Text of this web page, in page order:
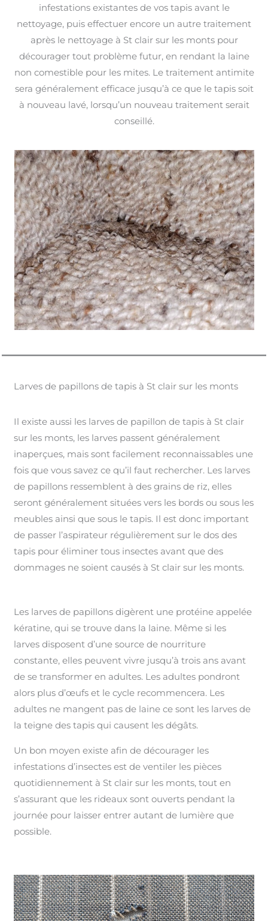
infestations existantes de vos tapis avant le
nettoyage, puis effectuer encore un autre traitement
après le nettoyage à St clair sur les monts pour
décourager tout problème futur, en rendant la laine
non comestible pour les mites. Le traitement antimite
sera généralement efficace jusqu’à ce que le tapis soit
à nouveau lavé, lorsqu’un nouveau traitement serait
conseillé.
Larves de papillons de tapis à St clair sur les monts
Il existe aussi les larves de papillon de tapis à St clair
sur les monts, les larves passent généralement
inaperçues, mais sont facilement reconnaissables une
fois que vous savez ce qu’il faut rechercher. Les larves
de papillons ressemblent à des grains de riz, elles
seront généralement situées vers les bords ou sous les
meubles ainsi que sous le tapis. Il est donc important
de passer l’aspirateur régulièrement sur le dos des
tapis pour éliminer tous insectes avant que des
dommages ne soient causés à St clair sur les monts.
Les larves de papillons digèrent une protéine appelée
kératine, qui se trouve dans la laine. Même si les
larves disposent d’une source de nourriture
constante, elles peuvent vivre jusqu’à trois ans avant
de se transformer en adultes. Les adultes pondront
alors plus d’œufs et le cycle recommencera. Les
adultes ne mangent pas de laine ce sont les larves de
la teigne des tapis qui causent les dégâts.
Un bon moyen existe afin de décourager les
infestations d’insectes est de ventiler les pièces
quotidiennement à St clair sur les monts, tout en
s’assurant que les rideaux sont ouverts pendant la
journée pour laisser entrer autant de lumière que
possible.